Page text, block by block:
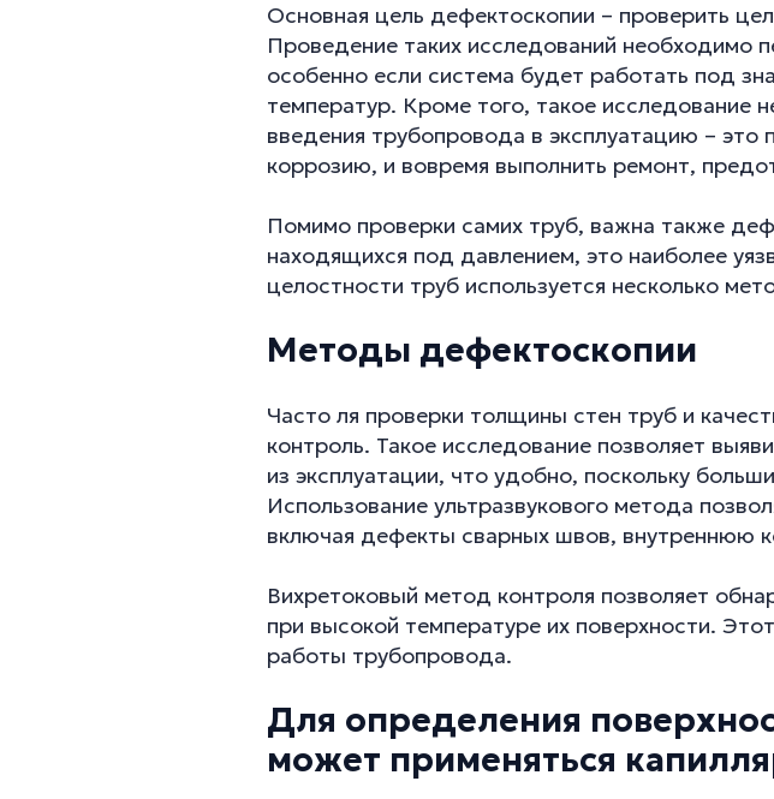
Основная цель дефектоскопии – проверить
Проведение таких исследований необходимо
особенно если система будет работать под
температур. Кроме того, такое исследование
введения трубопровода в эксплуатацию –
коррозию, и вовремя выполнить ремонт,
Помимо проверки самих труб, важна также
находящихся под давлением, это наиболее
целостности труб используется несколько
Методы дефектоскопии
Часто ля проверки толщины стен труб и
контроль. Такое исследование позволяет
из эксплуатации, что удобно, поскольку
Использование ультразвукового метода
включая дефекты сварных швов, внутреннюю
Вихретоковый метод контроля позволяет
при высокой температуре их поверхности.
работы трубопровода.
Для определения
может применяться